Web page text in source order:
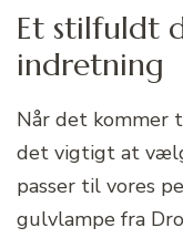
Et stilfuldt
indretning
Når det kommer
det vigtigt at
passer til vores
gulvlampe fra